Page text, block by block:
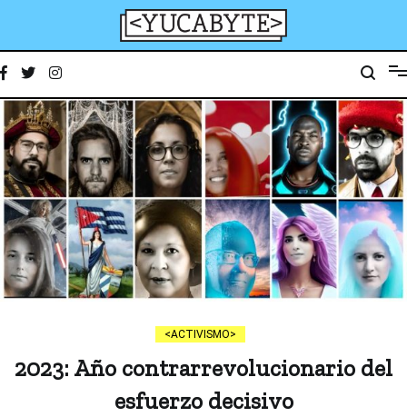
YucaByte
ACTIVISMO
2023: Año contrarrevolucionario del
esfuerzo decisivo